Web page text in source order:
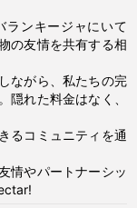
ランキージャにいて
の友情を共有する相
ながら、私たちの完
隠れた料金はなく、
るコミュニティを通
情やパートナーシッ